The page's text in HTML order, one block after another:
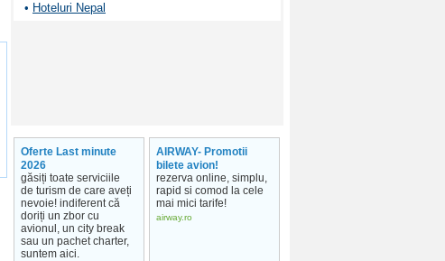
• Hoteluri Nepal
Oferte Last minute
2026
găsiți toate serviciile
de turism de care aveți
nevoie! indiferent că
doriți un zbor cu
avionul, un city break
sau un pachet charter,
suntem aici.
AIRWAY- Promotii
bilete avion!
rezerva online, simplu,
rapid si comod la cele
mai mici tarife!
airway.ro